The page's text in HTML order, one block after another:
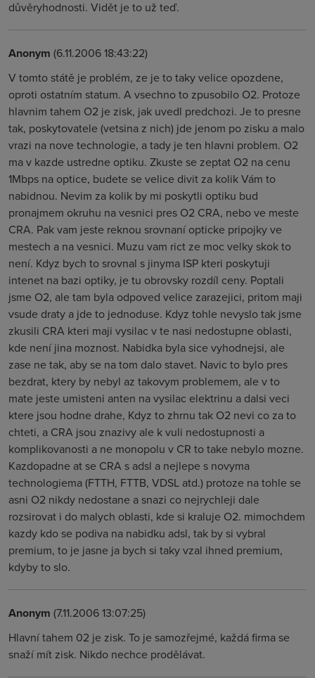
důvěryhodnosti. Vidět je to už teď.
Anonym (6.11.2006 18:43:22)
V tomto státě je problém, ze je to taky velice opozdene,
oproti ostatním statum. A vsechno to zpusobilo O2. Protoze
hlavnim tahem O2 je zisk, jak uvedl predchozi. Je to presne
tak, poskytovatele (vetsina z nich) jde jenom po zisku a malo
vrazi na nove technologie, a tady je ten hlavni problem. O2
ma v kazde ustredne optiku. Zkuste se zeptat O2 na cenu
1Mbps na optice, budete se velice divit za kolik Vám to
nabidnou. Nevim za kolik by mi poskytli optiku bud
pronajmem okruhu na vesnici pres O2 CRA, nebo ve meste
CRA. Pak vam jeste reknou srovnaní opticke pripojky ve
mestech a na vesnici. Muzu vam rict ze moc velky skok to
není. Kdyz bych to srovnal s jinyma ISP kteri poskytuji
intenet na bazi optiky, je tu obrovsky rozdíl ceny. Poptali
jsme O2, ale tam byla odpoved velice zarazejici, pritom maji
vsude draty a jde to jednoduse. Kdyz tohle nevyslo tak jsme
zkusili CRA kteri maji vysilac v te nasi nedostupne oblasti,
kde není jina moznost. Nabidka byla sice vyhodnejsi, ale
zase ne tak, aby se na tom dalo stavet. Navic to bylo pres
bezdrat, ktery by nebyl az takovym problemem, ale v to
mate jeste umisteni anten na vysilac elektrinu a dalsi veci
ktere jsou hodne drahe, Kdyz to zhrnu tak O2 nevi co za to
chteti, a CRA jsou znazivy ale k vuli nedostupnosti a
komplikovanosti a ne monopolu v CR to take nebylo mozne.
Kazdopadne at se CRA s adsl a nejlepe s novyma
technologiema (FTTH, FTTB, VDSL atd.) protoze na tohle se
asni O2 nikdy nedostane a snazi co nejrychleji dale
rozsirovat i do malych oblasti, kde si kraluje O2. mimochdem
kazdy kdo se podiva na nabidku adsl, tak by si vybral
premium, to je jasne ja bych si taky vzal ihned premium,
kdyby to slo.
Anonym (7.11.2006 13:07:25)
Hlavní tahem 02 je zisk. To je samozřejmé, každá firma se
snaží mít zisk. Nikdo nechce prodělávat.